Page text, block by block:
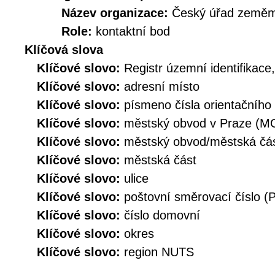
Název organizace: Český úřad
Role: kontaktní bod
Klíčová slova
Klíčové slovo: Registr územní
Klíčové slovo: adresní místo
Klíčové slovo: písmeno čísla orientačního
Klíčové slovo: městský obvod v Praze
Klíčové slovo: městský obvod/městská
Klíčové slovo: městská část
Klíčové slovo: ulice
Klíčové slovo: poštovní směrovací číslo
Klíčové slovo: číslo domovní
Klíčové slovo: okres
Klíčové slovo: region NUTS